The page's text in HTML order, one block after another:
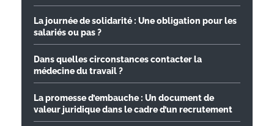
La journée de solidarité : Une obligation pour les
salariés ou pas ?
Dans quelles circonstances contacter la
médecine du travail ?
La promesse d’embauche : Un document de
valeur juridique dans le cadre d’un recrutement